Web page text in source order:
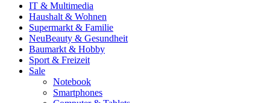
IT & Multimedia
Haushalt & Wohnen
Supermarkt & Familie
NeuBeauty & Gesundheit
Baumarkt & Hobby
Sport & Freizeit
Sale
Notebook
Smartphones